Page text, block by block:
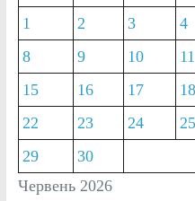
Червень 2026
1
2 3 4
8
9 10 11
15
16 17 18
22
23 24 25
29
30